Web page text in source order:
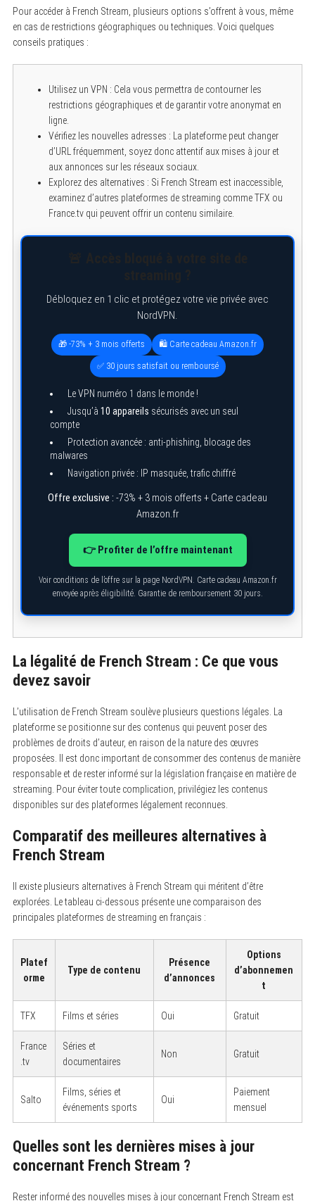
Pour accéder à French Stream, plusieurs options s’offrent à vous, même
en cas de restrictions géographiques ou techniques. Voici quelques
conseils pratiques :
Utilisez un VPN : Cela vous permettra de contourner les
restrictions géographiques et de garantir votre anonymat en
ligne.
Vérifiez les nouvelles adresses : La plateforme peut changer
d’URL fréquemment, soyez donc attentif aux mises à jour et
aux annonces sur les réseaux sociaux.
Explorez des alternatives : Si French Stream est inaccessible,
examinez d’autres plateformes de streaming comme TFX ou
France.tv qui peuvent offrir un contenu similaire.
Débloquez en 1 clic et protégez votre vie privée avec
NordVPN.
🎁 -73% + 3 mois offerts 🛍️ Carte cadeau Amazon.fr
✅ 30 jours satisfait ou remboursé
Le VPN numéro 1 dans le monde !
Jusqu’à 10 appareils sécurisés avec un seul
compte
Protection avancée : anti-phishing, blocage des
malwares
Navigation privée : IP masquée, trafic chiffré
Offre exclusive : -73% + 3 mois offerts + Carte cadeau
Amazon.fr
👉 Profiter de l’offre maintenant
Voir conditions de l’offre sur la page NordVPN. Carte cadeau Amazon.fr
envoyée après éligibilité. Garantie de remboursement 30 jours.
La légalité de French Stream : Ce que vous
devez savoir
L’utilisation de French Stream soulève plusieurs questions légales. La
plateforme se positionne sur des contenus qui peuvent poser des
problèmes de droits d’auteur, en raison de la nature des œuvres
proposées. Il est donc important de consommer des contenus de manière
responsable et de rester informé sur la législation française en matière de
streaming. Pour éviter toute complication, privilégiez les contenus
disponibles sur des plateformes légalement reconnues.
Comparatif des meilleures alternatives à
French Stream
Il existe plusieurs alternatives à French Stream qui méritent d’être
explorées. Le tableau ci-dessous présente une comparaison des
principales plateformes de streaming en français :
Platef
orme
Type de contenu
Présence
d’annonces
Options
d’abonnemen
t
TFX Films et séries Oui Gratuit
France
.tv
Séries et
documentaires
Non Gratuit
Salto
Films, séries et
événements sports
Oui
Paiement
mensuel
Quelles sont les dernières mises à jour
concernant French Stream ?
Rester informé des nouvelles mises à jour concernant French Stream est